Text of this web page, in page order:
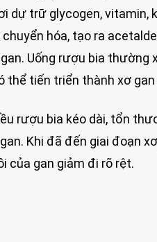
dự trữ glycogen, vitamin,
hóa, tạo ra
Uống rượu bia thường
thể tiến triển thành xơ
rượu bia kéo dài, tổn
Khi đã đến giai đoạn
của gan giảm đi rõ rệt.